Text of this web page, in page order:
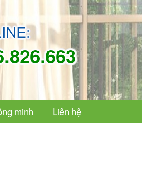
minh Liên hệ